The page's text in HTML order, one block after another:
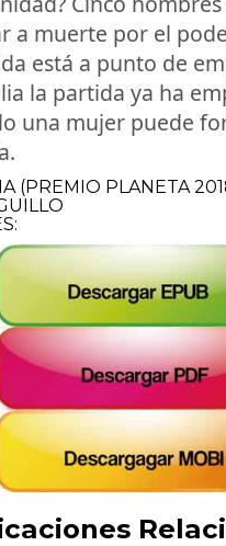
a muerte por el
está a punto de
la partida ya ha
una mujer puede
(PREMIO PLANETA